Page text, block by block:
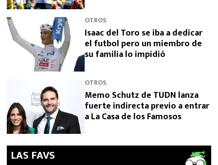
OTROS
Isaac del Toro se iba a dedicar
el futbol pero un miembro de
su familia lo impidió
OTROS
Memo Schutz de TUDN lanza
fuerte indirecta previo a entrar
a La Casa de los Famosos
LAS FAVS